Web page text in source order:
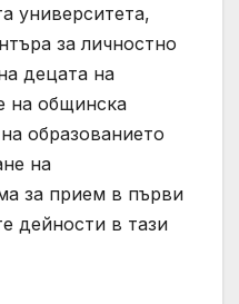
университета,
за личностно
децата на
на общинска
образованието
на
за прием в първи
дейности в тази